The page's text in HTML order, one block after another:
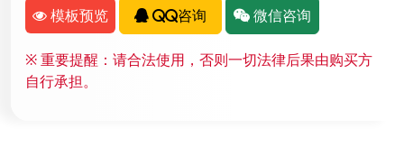
模板预览 QQ咨询 微信咨询
※重要提醒：请合法使用，否则一切法律后果由购买方
自行承担。